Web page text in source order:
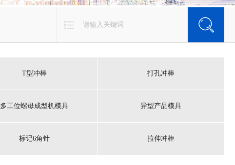
T型冲棒 打孔冲棒
多工位螺母成型机模具 异型产品模具
标记6角针 拉伸冲棒